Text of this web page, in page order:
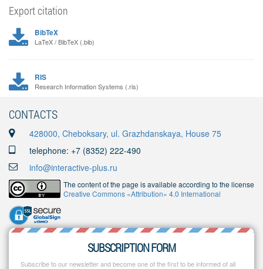
Export citation
BibTeX
LaTeX / BibTeX (.bib)
RIS
Research Information Systems (.ris)
CONTACTS
428000, Cheboksary, ul. Grazhdanskaya, House 75
telephone: +7 (8352) 222-490
info@interactive-plus.ru
The content of the page is available according to the license
Creative Commons «Attribution» 4.0 International
SUBSCRIPTION FORM
Subscribe to our newsletter and become one of the first to be informed of all